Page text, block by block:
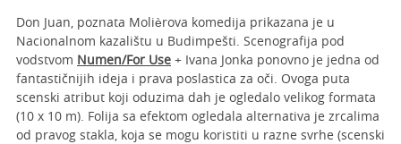
Don Juan, poznata Molièrova komedija prikazana je u
Nacionalnom kazalištu u Budimpešti. Scenografija pod
vodstvom Numen/For Use + Ivana Jonka ponovno je jedna od
fantastičnijih ideja i prava poslastica za oči. Ovoga puta
scenski atribut koji oduzima dah je ogledalo velikog formata
(10 x 10 m). Folija sa efektom ogledala alternativa je zrcalima
od pravog stakla, koja se mogu koristiti u razne svrhe (scenski